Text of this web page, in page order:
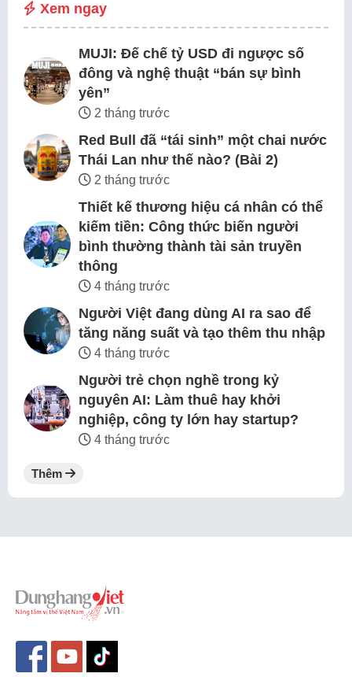
Xem ngay
MUJI: Đế chế tỷ USD đi ngược số
đông và nghệ thuật “bán sự bình
yên”
2 tháng trước
Red Bull đã “tái sinh” một chai nước
Thái Lan như thế nào? (Bài 2)
2 tháng trước
Thiết kế thương hiệu cá nhân có thể
kiếm tiền: Công thức biến người
bình thường thành tài sản truyền
thông
4 tháng trước
Người Việt đang dùng AI ra sao để
tăng năng suất và tạo thêm thu nhập
4 tháng trước
Người trẻ chọn nghề trong kỷ
nguyên AI: Làm thuê hay khởi
nghiệp, công ty lớn hay startup?
4 tháng trước
Thêm